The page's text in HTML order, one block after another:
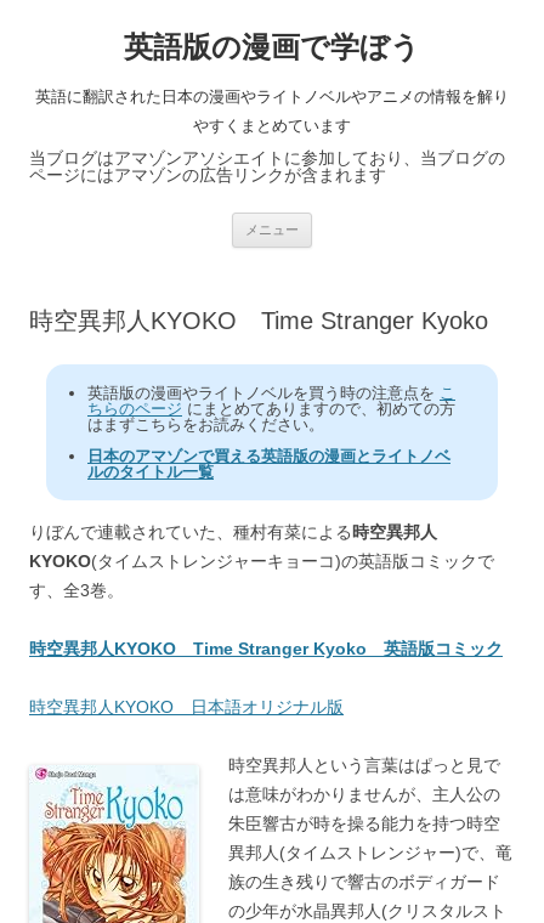
英語版の漫画で学ぼう
英語に翻訳された日本の漫画やライトノベルやアニメの情報を解り
やすくまとめています
当ブログはアマゾンアソシエイトに参加しており、当ブログの
ページにはアマゾンの広告リンクが含まれます
メニュー
ス
時空異邦人KYOKO Time Stranger Kyoko
英語版の漫画やライトノベルを買う時の注意点を こ
ちらのページ にまとめてありますので、初めての方
はまずこちらをお読みください。
日本のアマゾンで買える英語版の漫画とライトノベ
ルのタイトル一覧
りぼんで連載されていた、種村有菜による時空異邦人
KYOKO(タイムストレンジャーキョーコ)の英語版コミックで
す、全3巻。
時空異邦人KYOKO Time Stranger Kyoko 英語版コミック
時空異邦人KYOKO 日本語オリジナル版
時空異邦人という言葉はぱっと見で
は意味がわかりませんが、主人公の
朱臣響古が時を操る能力を持つ時空
異邦人(タイムストレンジャー)で、竜
族の生き残りで響古のボディガード
の少年が水晶異邦人(クリスタルスト